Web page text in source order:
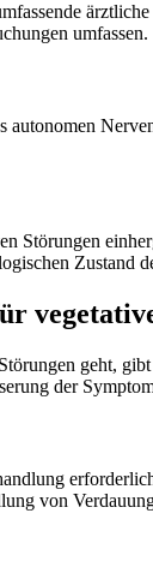
umfassen.
autonomen
Störungen
Zustand
geht,
der
von